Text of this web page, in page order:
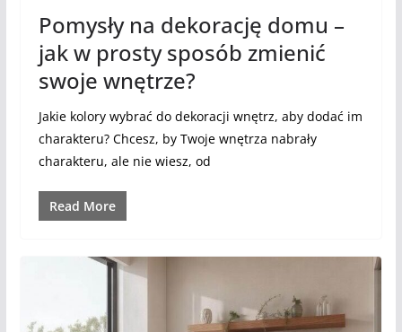
Pomysły na dekorację domu –
jak w prosty sposób zmienić
swoje wnętrze?
Jakie kolory wybrać do dekoracji wnętrz, aby dodać im
charakteru? Chcesz, by Twoje wnętrza nabrały
charakteru, ale nie wiesz, od
Read More